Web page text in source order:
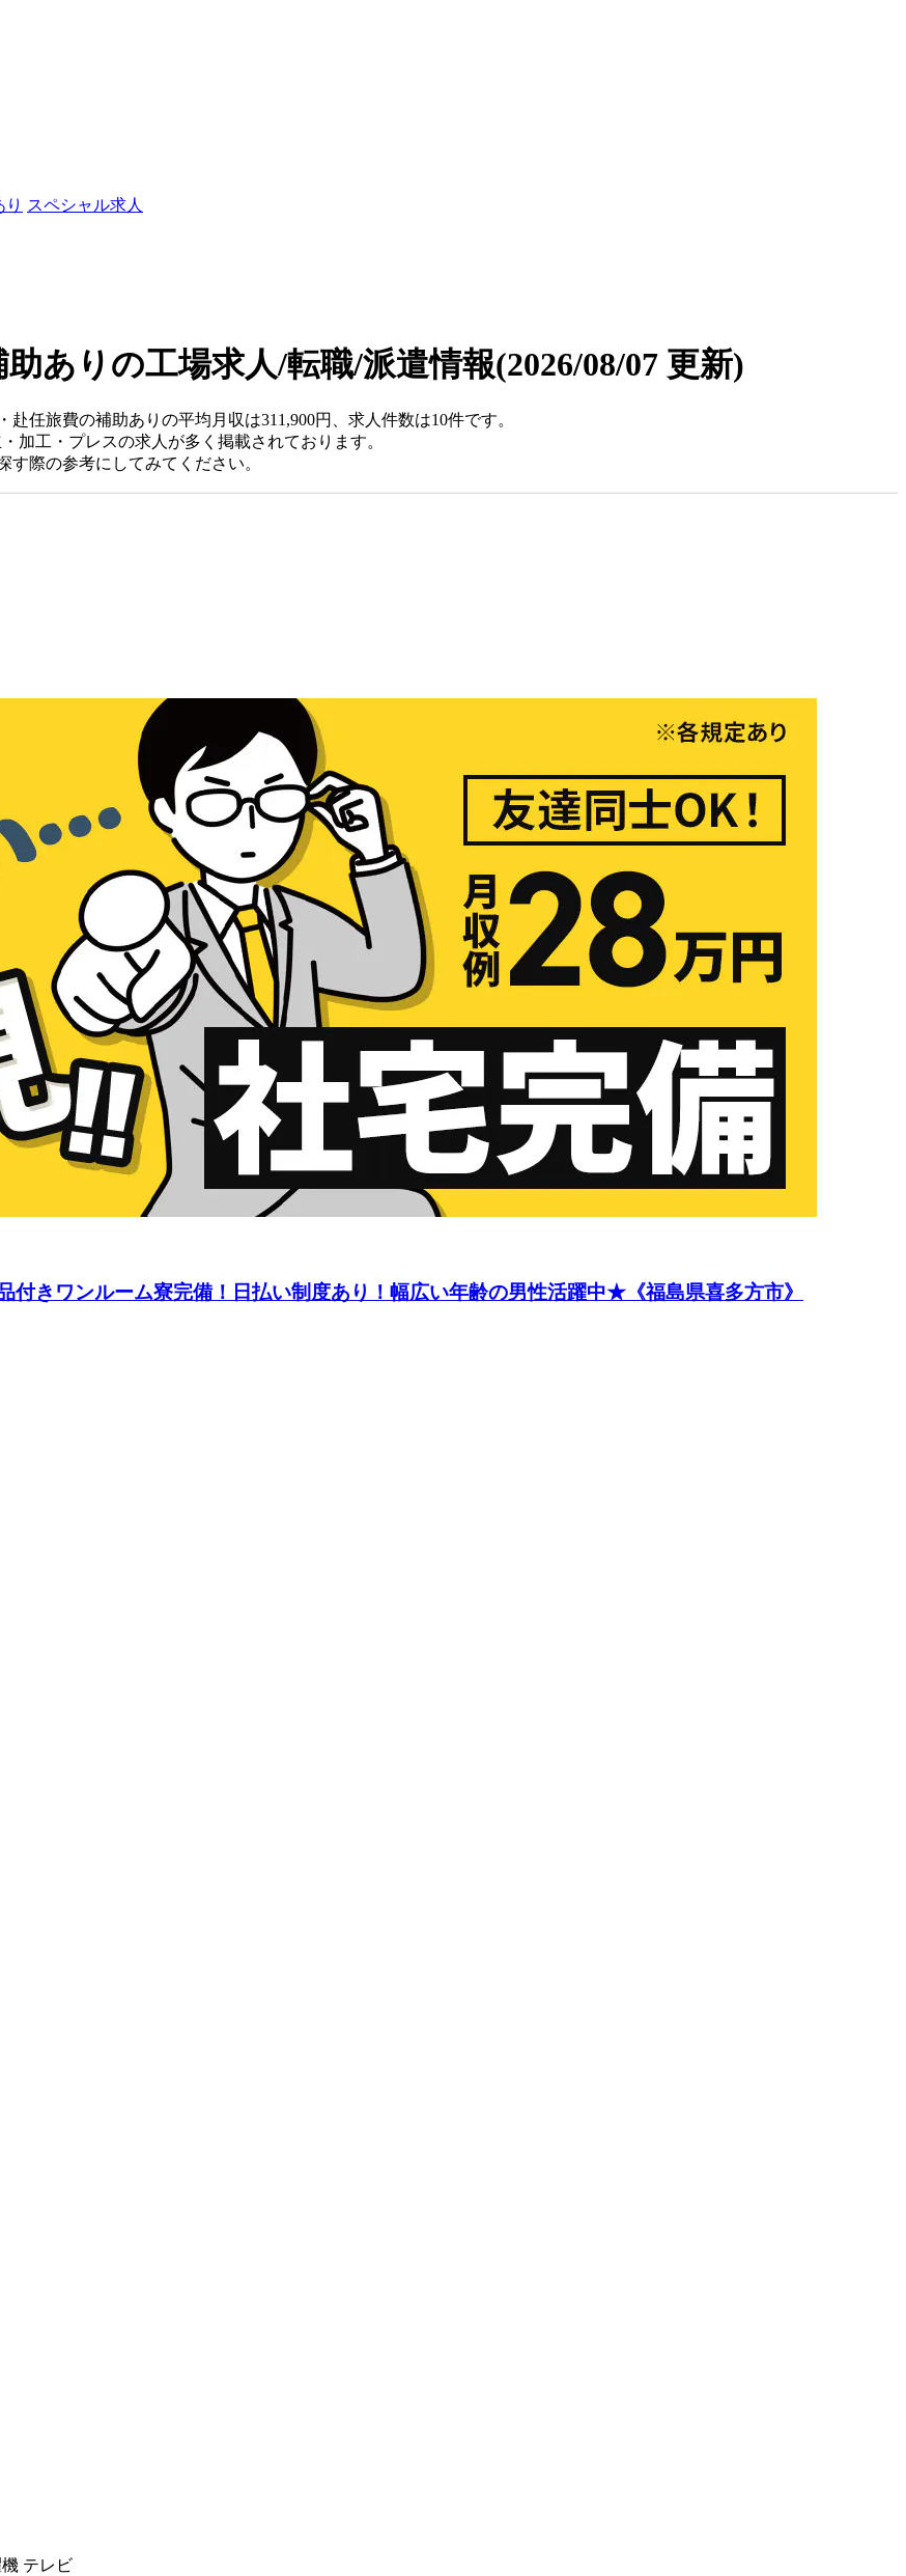
り スペシャル求人
ありの工場求人/転職/派遣情報(2026/08/07 更新)
任旅費の補助ありの平均月収は311,900円、求人件数は10件です。
加工・プレスの求人が多く掲載されております。
際の参考にしてみてください。
付きワンルーム寮完備！日払い制度あり！幅広い年齢の男性活躍中★《福島県喜多方市》
テレビ